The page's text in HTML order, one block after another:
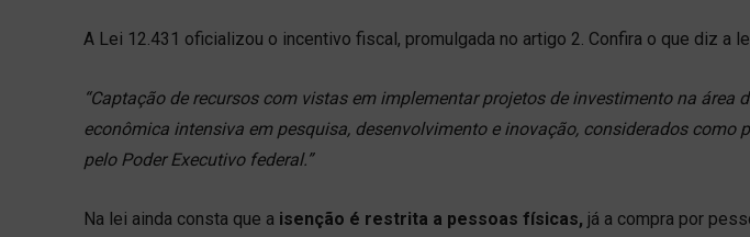
A Lei 12.431 oficializou o incentivo fiscal, promulgada no artigo 2. Confira o que diz a
“Captação de recursos com vistas em implementar projetos de investimento na área
econômica intensiva em pesquisa, desenvolvimento e inovação, considerados como
pelo Poder Executivo federal.”
Na lei ainda consta que a isenção é restrita a pessoas físicas, já a compra por